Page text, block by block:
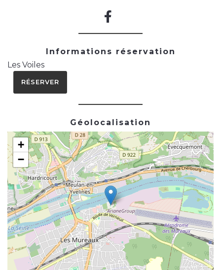
Informations réservation
Les Voiles
RÉSERVER
Géolocalisation
+
−